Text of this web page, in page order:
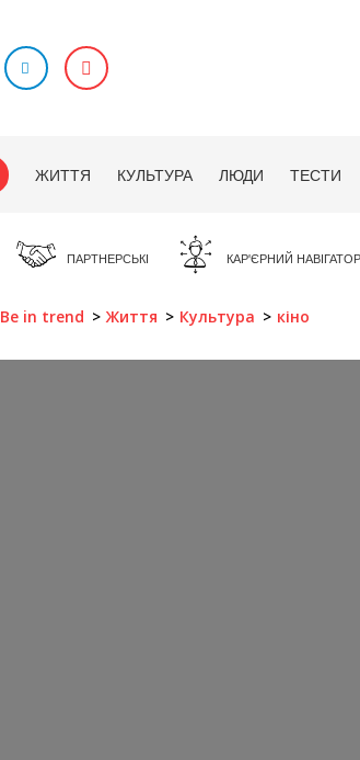
ЖИТТЯ КУЛЬТУРА ЛЮДИ ТЕСТИ
ПАРТНЕРСЬКІ КАР'ЄРНИЙ НАВІГАТОР
Be in trend Життя Культура кіно